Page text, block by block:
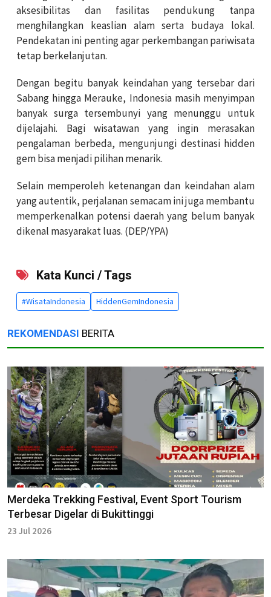
aksesibilitas dan fasilitas pendukung tanpa
menghilangkan keaslian alam serta budaya lokal.
Pendekatan ini penting agar perkembangan pariwisata
tetap berkelanjutan.
Dengan begitu banyak keindahan yang tersebar dari
Sabang hingga Merauke, Indonesia masih menyimpan
banyak surga tersembunyi yang menunggu untuk
dijelajahi. Bagi wisatawan yang ingin merasakan
pengalaman berbeda, mengunjungi destinasi hidden
gem bisa menjadi pilihan menarik.
Selain memperoleh ketenangan dan keindahan alam
yang autentik, perjalanan semacam ini juga membantu
memperkenalkan potensi daerah yang belum banyak
dikenal masyarakat luas. (DEP/YPA)
Kata Kunci / Tags
#WisataIndonesia HiddenGemIndonesia
REKOMENDASI BERITA
Merdeka Trekking Festival, Event Sport Tourism
Terbesar Digelar di Bukittinggi
23 Jul 2026